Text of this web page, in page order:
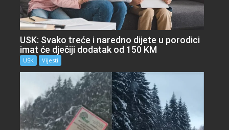
USK: Svako treće i naredno dijete u porodici
imat će dječiji dodatak od 150 KM
USK Vijesti